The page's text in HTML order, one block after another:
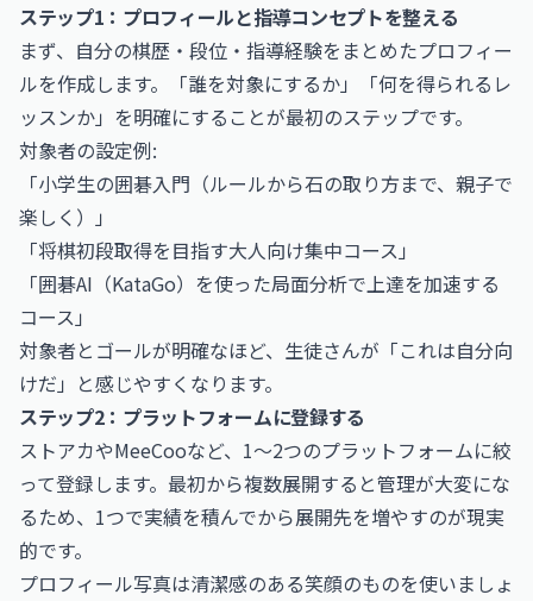
ステップ1：プロフィールと指導コンセプトを整える
まず、自分の棋歴・段位・指導経験をまとめたプロフィー
ルを作成します。「誰を対象にするか」「何を得られるレ
ッスンか」を明確にすることが最初のステップです。
対象者の設定例:
「小学生の囲碁入門（ルールから石の取り方まで、親子で
楽しく）」
「将棋初段取得を目指す大人向け集中コース」
「囲碁AI（KataGo）を使った局面分析で上達を加速する
コース」
対象者とゴールが明確なほど、生徒さんが「これは自分向
けだ」と感じやすくなります。
ステップ2：プラットフォームに登録する
ストアカやMeeCooなど、1〜2つのプラットフォームに絞
って登録します。最初から複数展開すると管理が大変にな
るため、1つで実績を積んでから展開先を増やすのが現実
的です。
プロフィール写真は清潔感のある笑顔のものを使いましょ